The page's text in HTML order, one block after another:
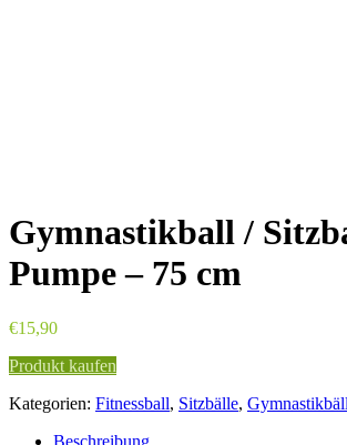
Gymnastikball /
Pumpe – 75 cm
€15,90
Produkt kaufen
Kategorien: Fitnessball, Sitzbälle,
Beschreibung